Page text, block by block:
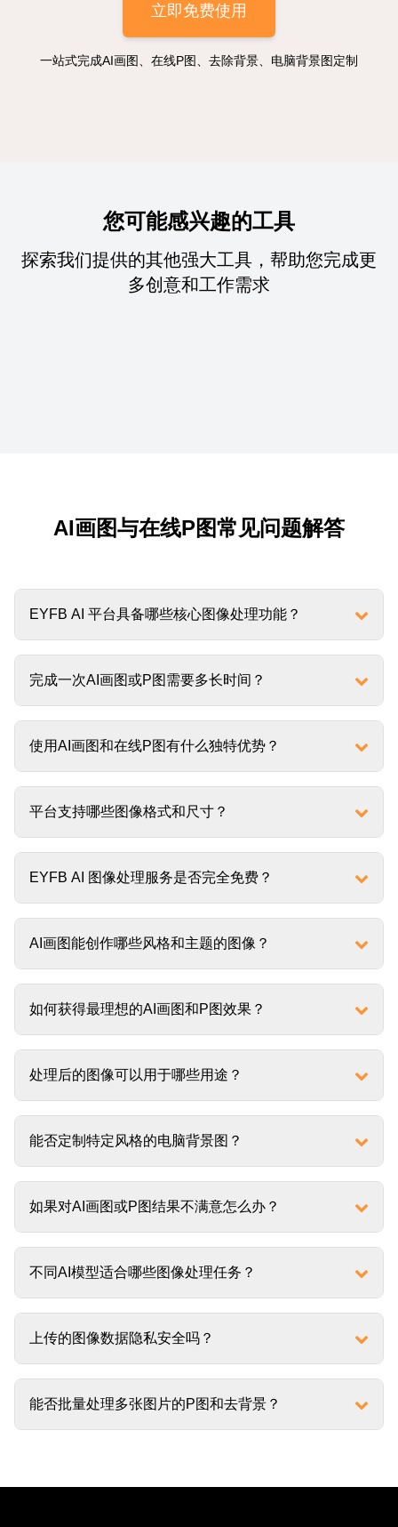
立即免费使用
一站式完成AI画图、在线P图、去除背景、电脑背景图定制
您可能感兴趣的工具
探索我们提供的其他强大工具，帮助您完成更
多创意和工作需求
AI画图与在线P图常见问题解答
EYFB AI 平台具备哪些核心图像处理功能？
完成一次AI画图或P图需要多长时间？
使用AI画图和在线P图有什么独特优势？
平台支持哪些图像格式和尺寸？
EYFB AI 图像处理服务是否完全免费？
AI画图能创作哪些风格和主题的图像？
如何获得最理想的AI画图和P图效果？
处理后的图像可以用于哪些用途？
能否定制特定风格的电脑背景图？
如果对AI画图或P图结果不满意怎么办？
不同AI模型适合哪些图像处理任务？
上传的图像数据隐私安全吗？
能否批量处理多张图片的P图和去背景？